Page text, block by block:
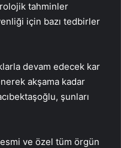
tahminler
için bazı tedbirler
devam edecek kar
akşama kadar
şunları
ve özel tüm örgün